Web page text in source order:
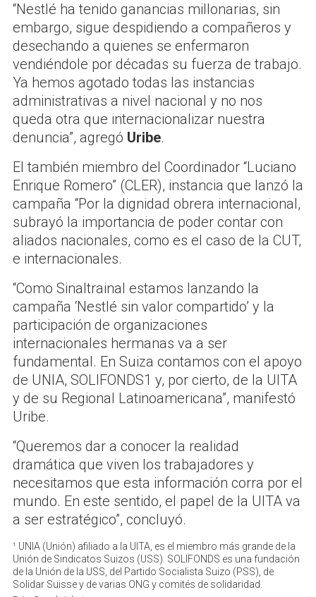
“Nestlé ha tenido ganancias millonarias, sin
embargo, sigue despidiendo a compañeros y
desechando a quienes se enfermaron
vendiéndole por décadas su fuerza de trabajo.
Ya hemos agotado todas las instancias
administrativas a nivel nacional y no nos
queda otra que internacionalizar nuestra
denuncia”, agregó Uribe.
El también miembro del Coordinador “Luciano
Enrique Romero” (CLER), instancia que lanzó la
campaña “Por la dignidad obrera internacional,
subrayó la importancia de poder contar con
aliados nacionales, como es el caso de la CUT,
e internacionales.
“Como Sinaltrainal estamos lanzando la
campaña ‘Nestlé sin valor compartido’ y la
participación de organizaciones
internacionales hermanas va a ser
fundamental. En Suiza contamos con el apoyo
de UNIA, SOLIFONDS1 y, por cierto, de la UITA
y de su Regional Latinoamericana”, manifestó
Uribe.
“Queremos dar a conocer la realidad
dramática que viven los trabajadores y
necesitamos que esta información corra por el
mundo. En este sentido, el papel de la UITA va
a ser estratégico”, concluyó.
¹ UNIA (Unión) afiliado a la UITA, es el miembro más grande de la
Unión de Sindicatos Suizos (USS). SOLIFONDS es una fundación
de la Unión de la USS, del Partido Socialista Suizo (PSS), de
Solidar Suisse y de varias ONG y comités de solidaridad.